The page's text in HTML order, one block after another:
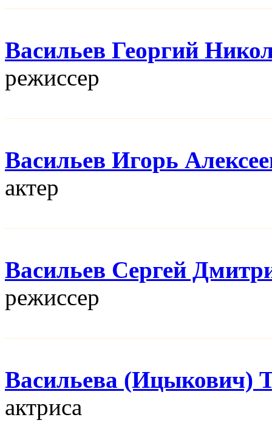
Васильев Георгий
режисcер
Васильев Игорь
актер
Васильев Сергей
режисcер
Васильева (Ицыкович)
актриса